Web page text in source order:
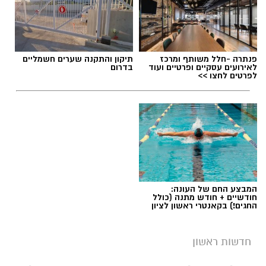
תגים:הטרדה מינית, מעצר סגן ראש עיריית ראשון
לציון
פנתרה -חלל משותף ומרכז
לאירועים עסקיים ופרטיים ועוד
לפרטים לחצו >>
תיקון והתקנה שערים חשמליים
בדרום
המבצע החם של העונה:
חודשיים + חודש מתנה (כולל
החגים!) בקאנטרי ראשון לציון
חדשות ראשון